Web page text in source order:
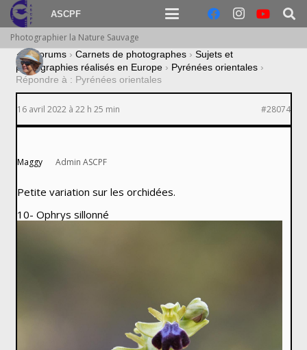
ASCPF
Photographier la Nature Sauvage
› Forums › Carnets de photographes › Sujets et
photographies réalisés en Europe › Pyrénées orientales ›
Répondre à : Pyrénées orientales
16 avril 2022 à 22 h 25 min #28074
Maggy Admin ASCPF
Petite variation sur les orchidées.
10- Ophrys sillonné